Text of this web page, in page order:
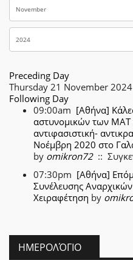
Preceding Day
Thursday 21 November 2024
Following Day
09:00am [Αθήνα]
αστυνομικών των ΜΑΤ
αντιφασιστική-
Νοέμβρη 2020 στο
by omikron72::
07:30pm [Αθήνα]
Συνέλευσης Αναρχικών
Χειραφέτηση by
ΗΜΕΡΟΛΌΓΙΟ